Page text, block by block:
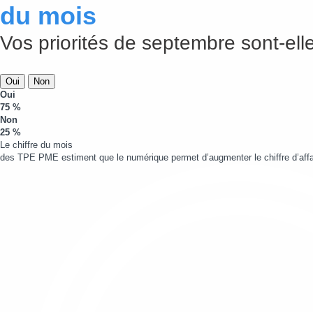
du mois
Vos priorités de septembre sont-
Oui
Non
Oui
75 %
Non
25 %
Le chiffre du mois
des TPE PME estiment que le numérique permet d’augmenter le chiffre